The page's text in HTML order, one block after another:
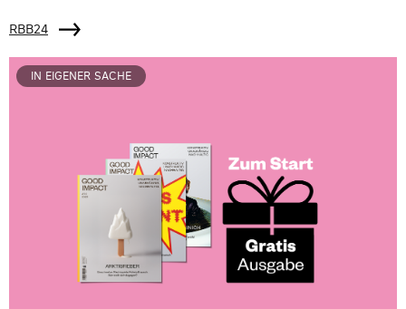
RBB24
IN EIGENER SACHE